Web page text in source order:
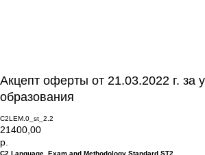
Акцепт оферты от 21.03.2022 г. за
образования
C2LEM.0_st_2.2
21400,00
р.
С2 Language, Exam and Methodology Standard ST2